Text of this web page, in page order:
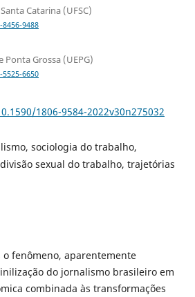
Catarina (UFSC)
9488
Ponta Grossa (UEPG)
6650
1806-9584-2022v30n275032
sociologia do trabalho,
sexual do trabalho, trajetórias
fenômeno, aparentemente
do jornalismo brasileiro em
combinada às transformações